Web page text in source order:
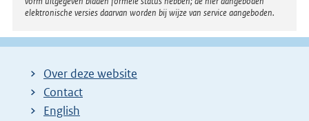
elektronische versies daarvan worden bij wijze van service aangeboden.
Over deze website
Contact
English